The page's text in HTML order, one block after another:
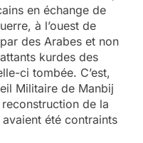
en échange de
à l’ouest de
des Arabes et non
kurdes des
ci tombée. C’est,
Militaire de Manbij
de la
été contraints